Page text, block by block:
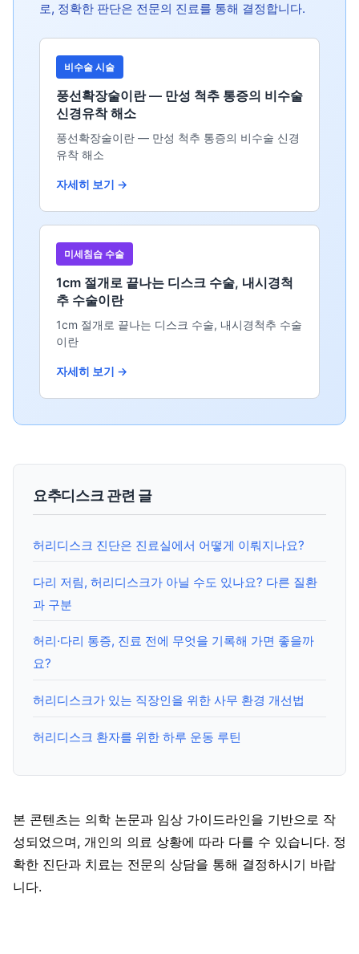
로, 정확한 판단은 전문의 진료를 통해 결정합니다.
비수술 시술
풍선확장술이란 — 만성 척추 통증의 비수술
신경유착 해소
풍선확장술이란 — 만성 척추 통증의 비수술 신경
유착 해소
자세히 보기 →
미세침습 수술
1cm 절개로 끝나는 디스크 수술, 내시경척
추 수술이란
1cm 절개로 끝나는 디스크 수술, 내시경척추 수술
이란
자세히 보기 →
요추디스크 관련 글
허리디스크 진단은 진료실에서 어떻게 이뤄지나요?
다리 저림, 허리디스크가 아닐 수도 있나요? 다른 질환
과 구분
허리·다리 통증, 진료 전에 무엇을 기록해 가면 좋을까
요?
허리디스크가 있는 직장인을 위한 사무 환경 개선법
허리디스크 환자를 위한 하루 운동 루틴
본 콘텐츠는 의학 논문과 임상 가이드라인을 기반으로 작
성되었으며, 개인의 의료 상황에 따라 다를 수 있습니다. 정
확한 진단과 치료는 전문의 상담을 통해 결정하시기 바랍
니다.